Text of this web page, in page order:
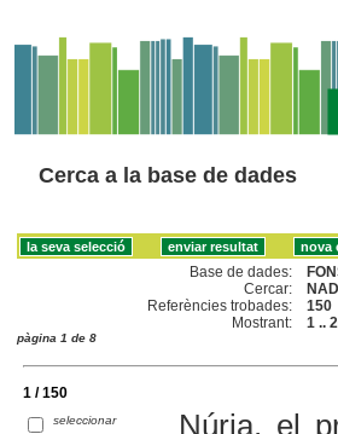
Cerca a la base de dades
Base de dades:
Cercar:
Referències trobades:
150
Mostrant:
1 ..
pàgina 1 de 8
1 / 150
seleccionar
Núria, el